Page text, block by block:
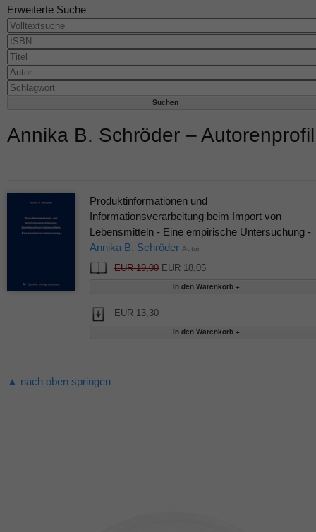
Erweiterte Suche
Annika B. Schröder – Autorenprofil
Produktinformationen und
Informationsverarbeitung beim Import von
Lebensmitteln - Eine empirische Untersuchung -
Annika B. Schröder Autor
EUR 19,00EUR 18,05
EUR 13,30
▲ nach oben springen